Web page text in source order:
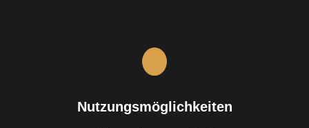
Nutzungsmöglichkeiten